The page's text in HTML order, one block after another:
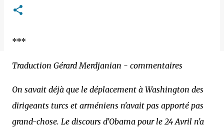
***
Traduction Gérard Merdjanian - commentaires
On savait déjà que le déplacement à Washington des
dirigeants turcs et arméniens n'avait pas apporté pas
grand-chose. Le discours d'Obama pour le 24 Avril n'a